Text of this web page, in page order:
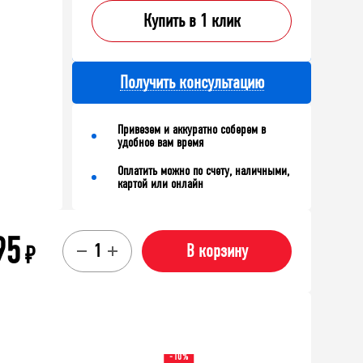
Купить в 1 клик
Получить консультацию
Привезем и аккуратно соберем в
удобное вам время
Оплатить можно по счету, наличными,
картой или онлайн
₽ В корзину
-10%